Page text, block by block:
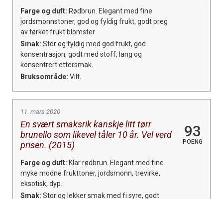
Farge og duft: Rødbrun. Elegant med fine
jordsmonnstoner, god og fyldig frukt, godt preg
av tørket frukt blomster.
Smak: Stor og fyldig med god frukt, god
konsentrasjon, godt med stoff, lang og
konsentrert ettersmak.
Bruksområde: Vilt.
11. mars 2020
En svært smaksrik kanskje litt tørr
brunello som likevel tåler 10 år. Vel verd
prisen. (2015)
93
POENG
Farge og duft: Klar rødbrun. Elegant med fine
myke modne frukttoner, jordsmonn, trevirke,
eksotisk, dyp.
Smak: Stor og lekker smak med fi syre, godt